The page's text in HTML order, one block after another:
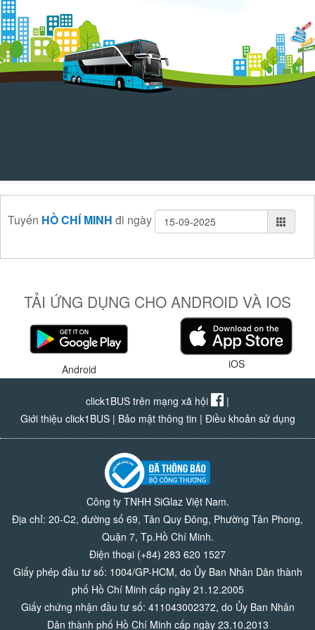
Tuyến HỒ CHÍ MINH đi ngày
TẢI ỨNG DỤNG CHO ANDROID VÀ IOS
Android iOS
click1BUS trên mạng xã hội
|
Giới thiệu click1BUS| Bảo mật thông tin | Điều khoản sử dụng
Công ty TNHH SiGlaz Việt Nam.
Địa chỉ: 20-C2, đường số 69, Tân Quy Đông, Phường Tân Phong,
Quận 7, Tp.Hồ Chí Minh.
Điện thoại (+84) 283 620 1527
Giấy phép đầu tư số: 1004/GP-HCM, do Ủy Ban Nhân Dân thành
phố Hồ Chí Minh cấp ngày 21.12.2005
Giấy chứng nhận đầu tư số: 411043002372, do Ủy Ban Nhân
Dân thành phố Hồ Chí Minh cấp ngày 23.10.2013